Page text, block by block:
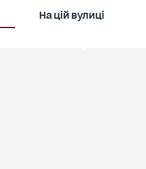
простір, агентство —
гастропроєкт —
На цій вулиці